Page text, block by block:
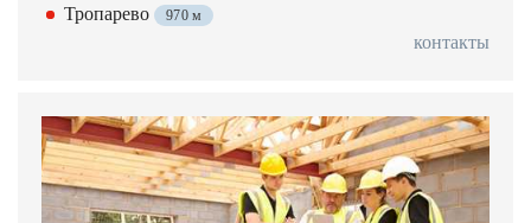
Тропарево
970 м
контакты